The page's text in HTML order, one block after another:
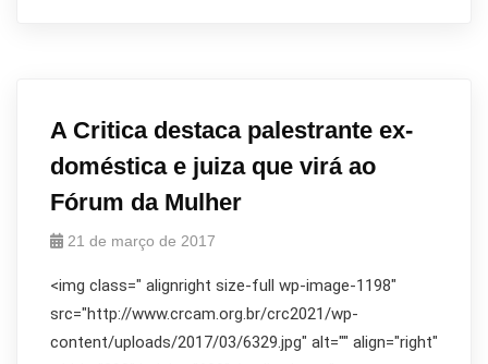
A Critica destaca palestrante ex-
doméstica e juiza que virá ao
Fórum da Mulher
21 de março de 2017
<img class=" alignright size-full wp-image-1198"
src="http://www.crcam.org.br/crc2021/wp-
content/uploads/2017/03/6329.jpg" alt="" align="right"